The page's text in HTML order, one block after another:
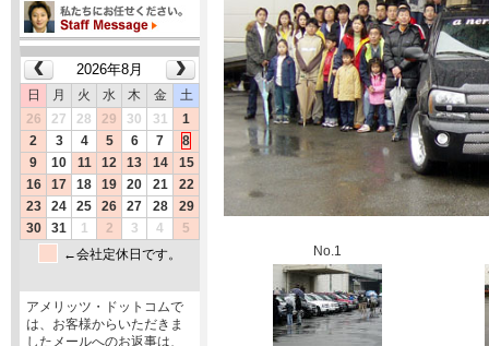
アメリッツ・ドットコムで
は、お客様からいただきま
したメールへのお返事は、
No.1